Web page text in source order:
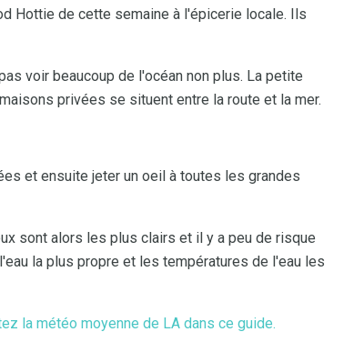
Hottie de cette semaine à l'épicerie locale. Ils
voir beaucoup de l'océan non plus. La petite
privées se situent entre la route et la mer.
et ensuite jeter un oeil à toutes les grandes
sont alors les plus clairs et il y a peu de risque
la plus propre et les températures de l'eau les
la météo moyenne de LA dans ce guide.